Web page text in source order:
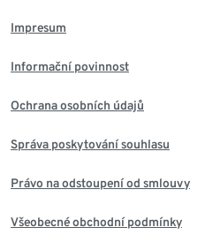
Impresum
Informační povinnost
Ochrana osobních údajů
Správa poskytování souhlasu
Právo na odstoupení od smlouvy
Všeobecné obchodní podmínky